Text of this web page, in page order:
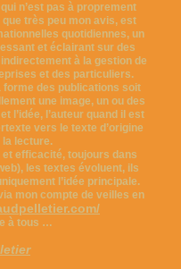
n’est pas à proprement
très peu mon avis, est
quotidiennes, un
et éclairant sur des
à la gestion de
et des particuliers.
forme des publications soit
une image, un ou des
l’idée, l’auteur quand il est
vers le texte d’origine
lecture.
et efficacité, toujours dans
les textes évoluent, ils
l’idée principale.
mon compte de veilles en
à tous …